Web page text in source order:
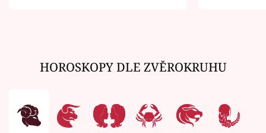
HOROSKOPY DLE ZVĚROKRUHU